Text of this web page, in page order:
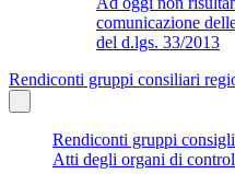
comunicazione
del d.lgs. 33/2013
Rendiconti gruppi consiliari
Rendiconti gruppi
Atti degli organi di